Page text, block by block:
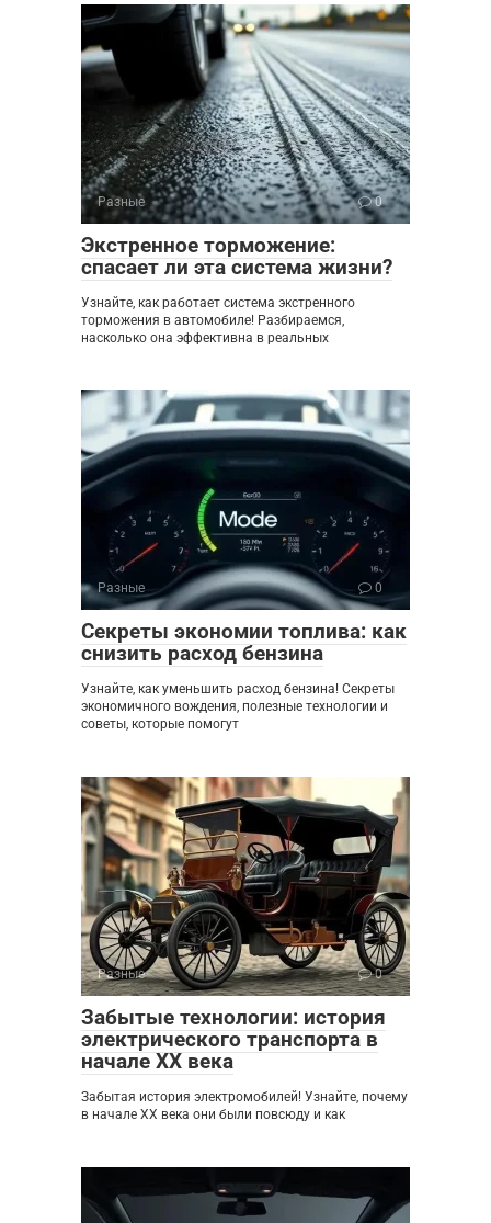
Разные 0
Экстренное торможение:
спасает ли эта система жизни?
Узнайте, как работает система экстренного
торможения в автомобиле! Разбираемся,
насколько она эффективна в реальных
Разные 0
Секреты экономии топлива: как
снизить расход бензина
Узнайте, как уменьшить расход бензина! Секреты
экономичного вождения, полезные технологии и
советы, которые помогут
Разные 0
Забытые технологии: история
электрического транспорта в
начале XX века
Забытая история электромобилей! Узнайте, почему
в начале XX века они были повсюду и как